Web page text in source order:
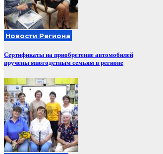
Новости Региона
Сертификаты на приобретение автомобилей
вручены многодетным семьям в регионе